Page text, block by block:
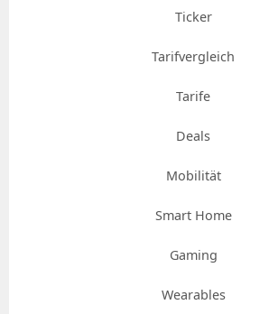
Ticker
Tarifvergleich
Tarife
Deals
Mobilität
Smart Home
Gaming
Wearables